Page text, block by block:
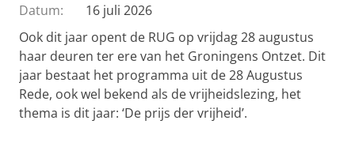
Datum:
16 juli 2026
Ook dit jaar opent de RUG op vrijdag 28 augustus
haar deuren ter ere van het Groningens Ontzet. Dit
jaar bestaat het programma uit de 28 Augustus
Rede, ook wel bekend als de vrijheidslezing, het
thema is dit jaar: ‘De prijs der vrijheid’.